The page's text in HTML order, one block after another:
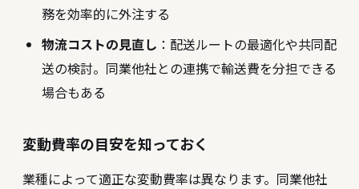
務を効率的に外注する
物流コストの見直し ：配送ルートの最適化や共同配
送の検討。同業他社との連携で輸送費を分担できる
場合もある
変動費率の目安を知っておく
業種によって適正な変動費率は異なります。同業他社